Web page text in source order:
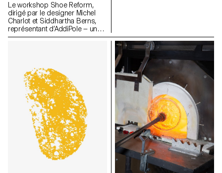
Le workshop Shoe Reform,
dirigé par le designer Michel
Charlot et Siddhartha Berns,
représentant d’AddiPole — un
hub dédié au reverse
exploration innovante des
technologies de numérisation
3D, en collaboration avec le
Technopôle Sainte-Croix.
cela notamment en raison d'un
manque évident de ressources
de référence adaptées à cette
communauté. Il en va de même
au sein des écoles d’art et de
design qui investissent de plus
en plus souvent dans ce type
d’équipement sans pour autant
avoir les ressources pour les
exploiter. Ce projet de
recherche se base sur des cas
d’étude appliqués pour
explorer et définir un ensemble
de méthodes de travail
exemplaires, capables
d'informer et d'inspirer les
futurs utilisateurs.